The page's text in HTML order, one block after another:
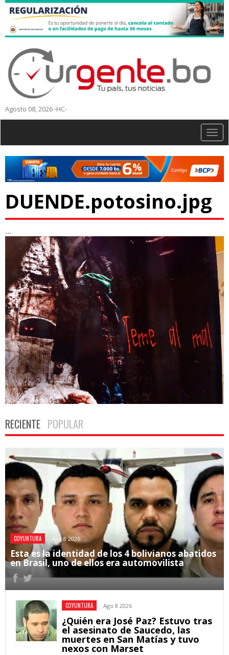
Agosto 08, 2026 -HC-
DUENDE.potosino.jpg
...
RECIENTE POPULAR
COYUNTURA Ago 8 2026
Esta es la identidad de los 4 bolivianos abatidos
en Brasil, uno de ellos era automovilista
COYUNTURA Ago 8 2026
¿Quién era José Paz? Estuvo tras
el asesinato de Saucedo, las
muertes en San Matías y tuvo
nexos con Marset